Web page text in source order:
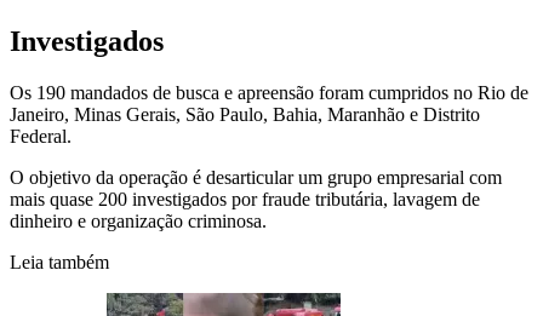
Investigados
Os 190 mandados de busca e apreensão foram cumpridos no Rio de
Janeiro, Minas Gerais, São Paulo, Bahia, Maranhão e Distrito
Federal.
O objetivo da operação é desarticular um grupo empresarial com
mais quase 200 investigados por fraude tributária, lavagem de
dinheiro e organização criminosa.
Leia também